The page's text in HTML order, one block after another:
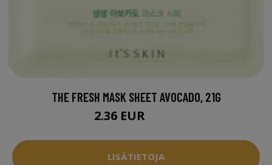
THE FRESH MASK SHEET AVOCADO, 21G
2.36 EUR
LISÄTIETOJA